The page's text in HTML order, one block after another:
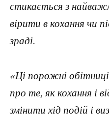
стикається з
вірити в кохання чи
зраді.
«Ці порожні
про те, як кохання і
змінити хід подій і